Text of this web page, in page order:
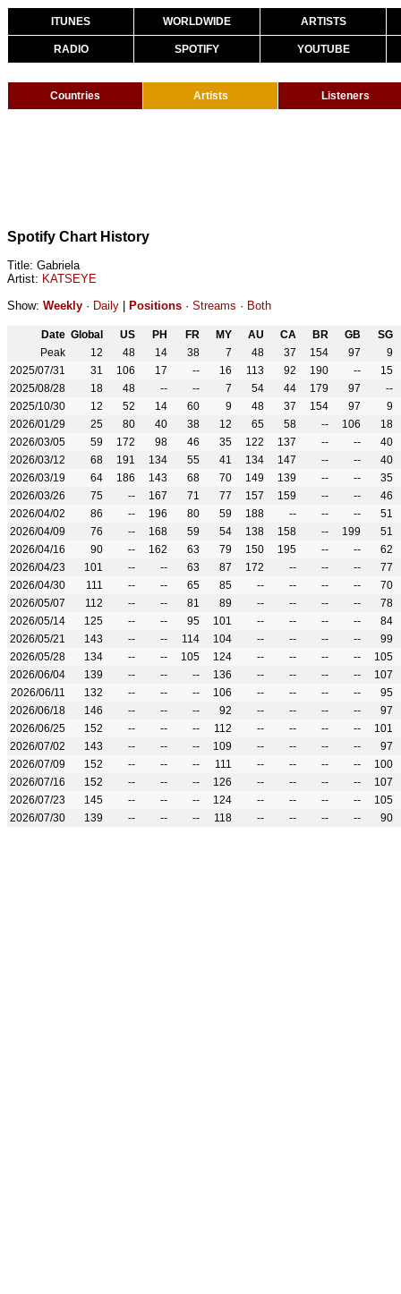
ITUNES WORLDWIDE ARTISTS
RADIO SPOTIFY YOUTUBE
Countries Artists Listeners
Spotify Chart History
Title: Gabriela
Artist: KATSEYE
Show: Weekly · Daily Positions · Streams · Both
Date Global US PH FR MY AU CA BR GB
SG
Peak
12 48 14 38 7 48 37 154 97
9
2025/07/31
31 106 17 -- 16 113 92 190 --
15
2025/08/28
18 48 -- -- 7 54 44 179 97
--
2025/10/30
12 52 14 60 9 48 37 154 97
9
2026/01/29
25 80 40 38 12 65 58 -- 106
18
2026/03/05
59 172 98 46 35 122 137 -- --
40
2026/03/12
68 191 134 55 41 134 147 -- --
40
2026/03/19
64 186 143 68 70 149 139 -- --
35
2026/03/26
75 -- 167 71 77 157 159 -- --
46
2026/04/02
86 -- 196 80 59 188 -- -- --
51
2026/04/09
76 -- 168 59 54 138 158 -- 199
51
2026/04/16
90 -- 162 63 79 150 195 -- --
62
2026/04/23
101 -- -- 63 87 172 -- -- --
77
2026/04/30
111 -- -- 65 85 -- -- -- --
70
2026/05/07
112 -- -- 81 89 -- -- -- --
78
2026/05/14
125 -- -- 95 101 -- -- -- --
84
2026/05/21
143 -- -- 114 104 -- -- -- --
99
2026/05/28
134 -- -- 105 124 -- -- -- --
105
2026/06/04
139 -- -- -- 136 -- -- -- --
107
2026/06/11
132 -- -- -- 106 -- -- -- --
95
2026/06/18
146 -- -- -- 92 -- -- -- --
97
2026/06/25
152 -- -- -- 112 -- -- -- --
101
2026/07/02
143 -- -- -- 109 -- -- -- --
97
2026/07/09
152 -- -- -- 111 -- -- -- --
100
2026/07/16
152 -- -- -- 126 -- -- -- --
107
2026/07/23
145 -- -- -- 124 -- -- -- --
105
2026/07/30
139 -- -- -- 118 -- -- -- -- 90